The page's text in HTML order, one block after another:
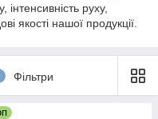
інтенсивність руху,
якості нашої продукції.
Фільтри